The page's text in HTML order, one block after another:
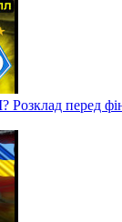
перед